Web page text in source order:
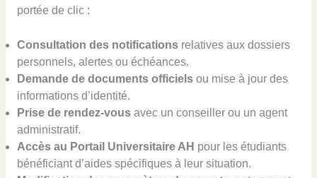
portée de clic :
Consultation des notificationsrelatives aux dossiers
personnels, alertes ou échéances.
Demande de documents officielsou mise à jour des
informations d’identité.
Prise de rendez-vousavec un conseiller ou un agent
administratif.
Accès au Portail Universitaire AH pour les étudiants
bénéficiant d’aides spécifiques à leur situation.